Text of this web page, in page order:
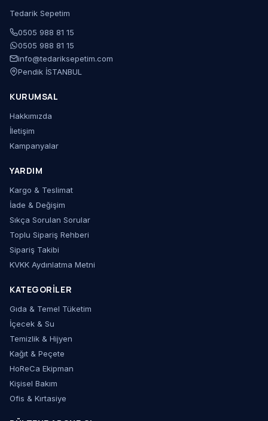
Tedarik Sepetim
0505 988 81 15
0505 988 81 15
info@tedariksepetim.com
Pendik İSTANBUL
KURUMSAL
Hakkımızda
İletişim
Kampanyalar
YARDIM
Kargo & Teslimat
İade & Değişim
Sıkça Sorulan Sorular
Toplu Sipariş Rehberi
Sipariş Takibi
KVKK Aydınlatma Metni
KATEGORILER
Gıda & Temel Tüketim
İçecek & Su
Temizlik & Hijyen
Kağıt & Peçete
HoReCa Ekipman
Kişisel Bakım
Ofis & Kırtasiye